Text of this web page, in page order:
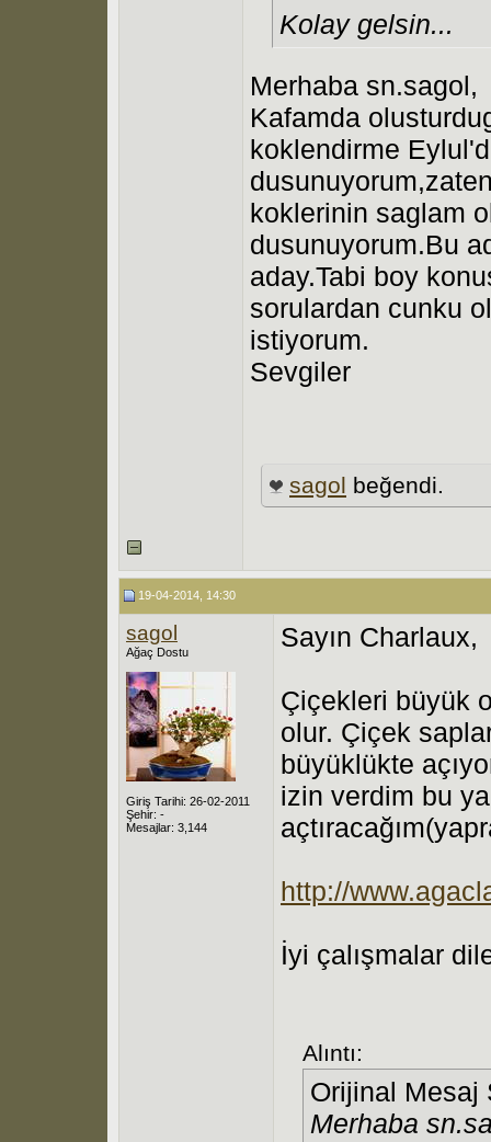
Kolay gelsin...
Merhaba sn.sagol,
Kafamda
koklendirme
koklerinin saglam
dusunuyorum.Bu
aday.Tabi boy
sorulardan cunku
istiyorum.
Sevgiler
sagol beğendi.
19-04-2014, 14:30
sagol
Ağaç Dostu
Giriş Tarihi: 26-02-2011
Şehir: -
Mesajlar: 3,144
Sayın Charlaux,
Çiçekleri büyük
olur. Çiçek
büyüklükte
izin verdim bu
http://
İyi çalışmalar
Alıntı:
Orijinal
Merhaba